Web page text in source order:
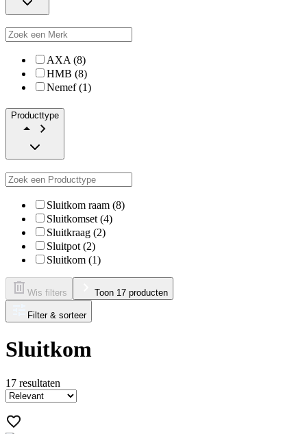
AXA (8)
HMB (8)
Nemef (1)
Producttype
Sluitkom raam (8)
Sluitkomset (4)
Sluitkraag (2)
Sluitpot (2)
Sluitkom (1)
Wis filters Toon 17 producten
Filter & sorteer
Sluitkom
17 resultaten